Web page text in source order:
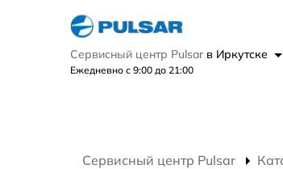
Сервисный центр Pulsar в Иркутске
Ежедневно с 9:00 до 21:00
Сервисный центр Pulsar